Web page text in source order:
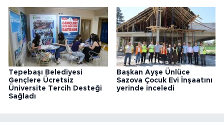
Tepebaşı Belediyesi
Gençlere Ücretsiz
Üniversite Tercih Desteği
Sağladı
Başkan Ayşe Ünlüce
Sazova Çocuk Evi İnşaatını
yerinde inceledi